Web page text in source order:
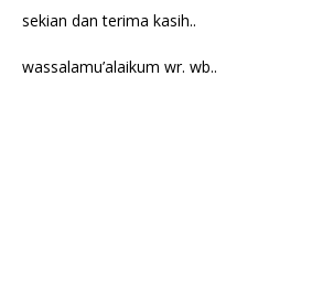
sekian dan terima kasih..
wassalamu’alaikum wr. wb..